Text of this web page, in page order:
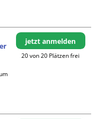
jetzt anmelden
20 von 20 Plätzen frei